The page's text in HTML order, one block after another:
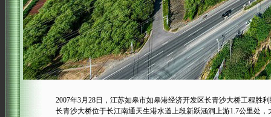
2007年3月28日，江苏如皋市如皋港经济开发区长青沙大桥工程胜利
长青沙大桥位于长江南通天生港水道上段新跃涵洞上游1.7公里处，